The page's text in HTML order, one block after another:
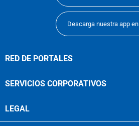
Descarga nuestra app en
RED DE PORTALES
SERVICIOS CORPORATIVOS
LEGAL